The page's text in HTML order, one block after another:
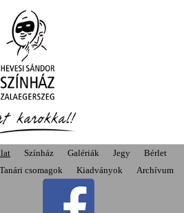
Színház Galériák Jegy
Bérlet
Tanári csomagok Kiadványok Archívum